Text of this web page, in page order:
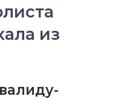
из